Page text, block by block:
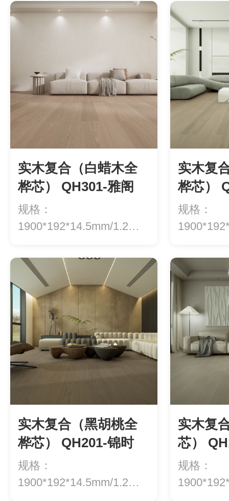
实木复合（白蜡木全
桦芯） QH301-雅阁
规格：
1900*192*14.5mm/1.2等
实木复
桦芯）
规格：
实木复合（黑胡桃全
桦芯） QH201-锦时
规格：
1900*192*14.5mm/1.2等
实木复
芯）
规格：